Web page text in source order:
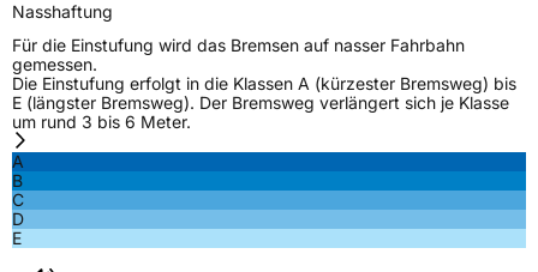
EU Label
EffizienzD
NasshaftungB
Rollgeräusch (Klasse)B
Nasshaftung
Für die Einstufung wird das Bremsen auf nasser Fahrbahn
gemessen.
Die Einstufung erfolgt in die Klassen A (kürzester Bremsweg) bis
E (längster Bremsweg). Der Bremsweg verlängert sich je Klasse
um rund 3 bis 6 Meter.
A
B
C
D
E